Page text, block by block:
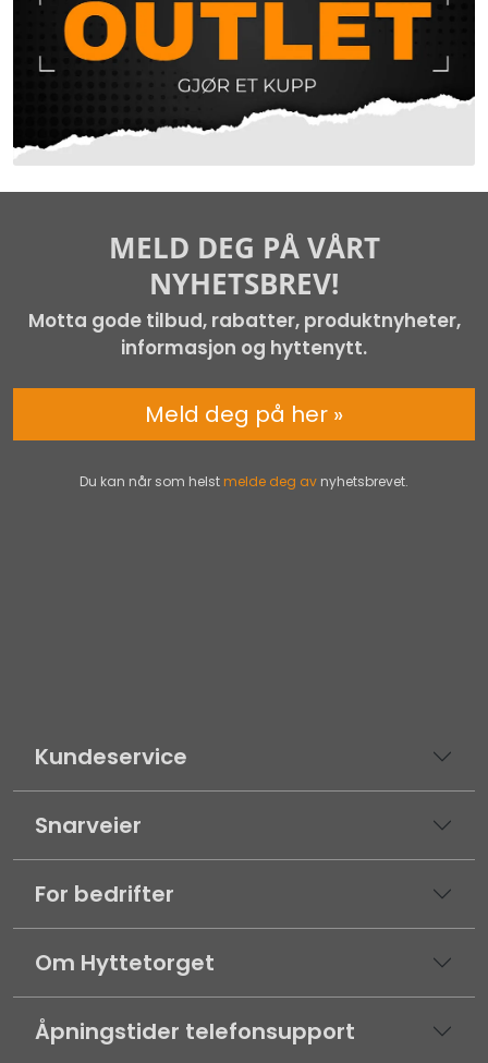
Kundeservice
Snarveier
For bedrifter
Om Hyttetorget
Åpningstider telefonsupport
MELD DEG PÅ VÅRT
NYHETSBREV!
Motta gode tilbud, rabatter, produktnyheter,
informasjon og hyttenytt.
Du kan når som helst melde deg av nyhetsbrevet.
Meld deg på her »